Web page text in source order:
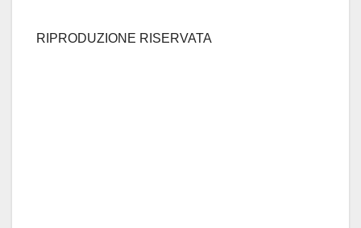
RIPRODUZIONE RISERVATA